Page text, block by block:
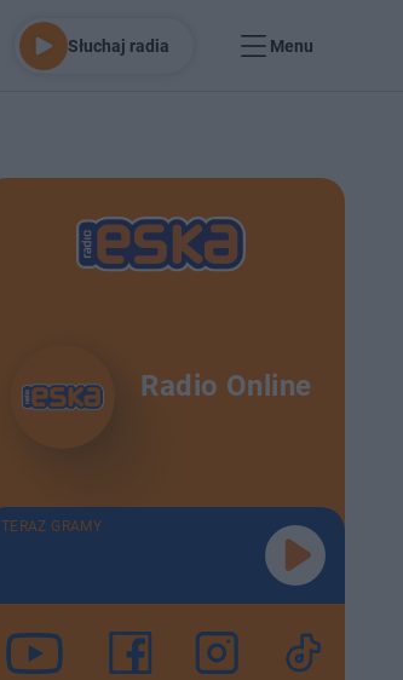
Słuchaj radia Menu
Radio Online
TERAZ GRAMY